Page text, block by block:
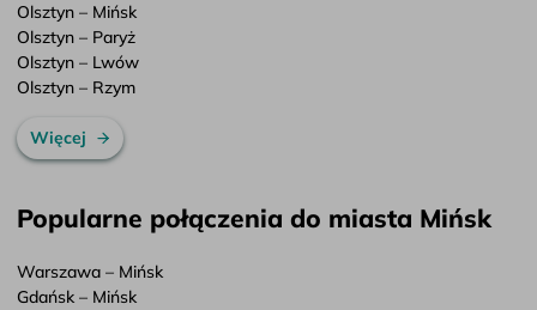
Olsztyn – Mińsk
Olsztyn – Paryż
Olsztyn – Lwów
Olsztyn – Rzym
Więcej
Popularne połączenia do miasta Mińsk
Warszawa – Mińsk
Gdańsk – Mińsk